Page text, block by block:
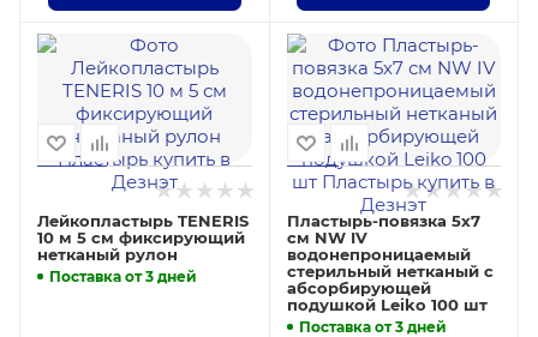
Лейкопластырь TENERIS
10 м 5 см фиксирующий
нетканый рулон
Поставка от 3 дней
Пластырь-повязка 5х7
см NW IV
водонепроницаемый
стерильный нетканый с
абсорбирующей
подушкой Leiko 100 шт
Поставка от 3 дней